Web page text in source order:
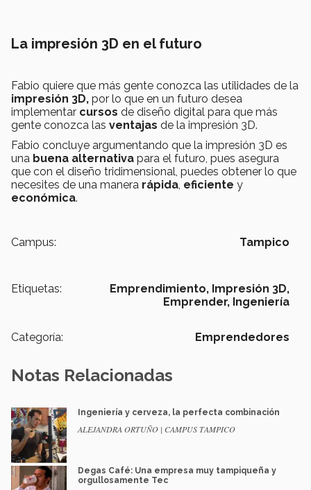
La impresión 3D en el futuro
Fabio quiere que más gente conozca las utilidades de la
impresión 3D, por lo que en un futuro desea
implementar cursos de diseño digital para que más
gente conozca las ventajas de la impresión 3D.
Fabio concluye argumentando que la impresión 3D es
una buena alternativa para el futuro, pues asegura
que con el diseño tridimensional, puedes obtener lo que
necesites de una manera rápida eficiente y
económica.
Campus: Tampico
Etiquetas: Emprendimiento, Impresión 3D,
Emprender, Ingeniería
Categoría: Emprendedores
Notas Relacionadas
Ingeniería y cerveza, la perfecta combinación
ALEJANDRA ORTUÑO | CAMPUS TAMPICO
Degas Café: Una empresa muy tampiqueña y
orgullosamente Tec